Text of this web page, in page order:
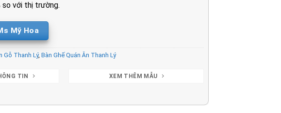
so với thị trường.
Mỹ Hoa
Gỗ Thanh Lý,Bàn Ghế Quán Ăn Thanh Lý
TIN XEM THÊM MẪU